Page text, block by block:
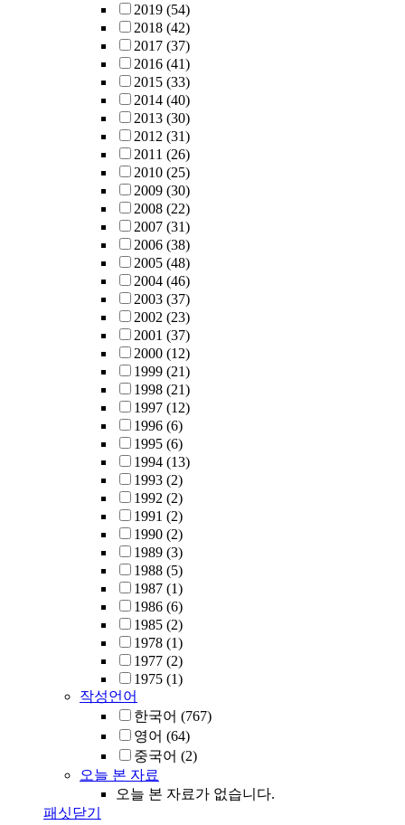
2019 (54)
2018 (42)
2017 (37)
2016 (41)
2015 (33)
2014 (40)
2013 (30)
2012 (31)
2011 (26)
2010 (25)
2009 (30)
2008 (22)
2007 (31)
2006 (38)
2005 (48)
2004 (46)
2003 (37)
2002 (23)
2001 (37)
2000 (12)
1999 (21)
1998 (21)
1997 (12)
1996 (6)
1995 (6)
1994 (13)
1993 (2)
1992 (2)
1991 (2)
1990 (2)
1989 (3)
1988 (5)
1987 (1)
1986 (6)
1985 (2)
1978 (1)
1977 (2)
1975 (1)
작성언어
한국어 (767)
영어 (64)
중국어 (2)
오늘 본 자료
오늘 본 자료가 없습니다.
패싯닫기